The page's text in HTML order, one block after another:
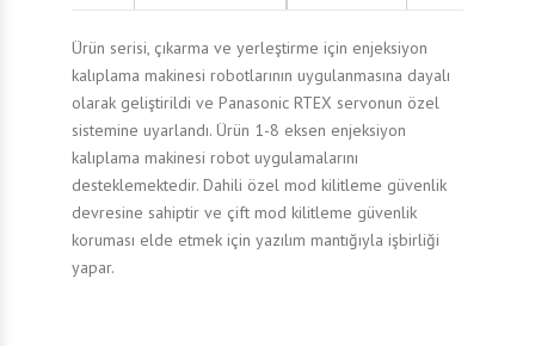
Ürün serisi, çıkarma ve yerleştirme için enjeksiyon
kalıplama makinesi robotlarının uygulanmasına dayalı
olarak geliştirildi ve Panasonic RTEX servonun özel
sistemine uyarlandı. Ürün 1-8 eksen enjeksiyon
kalıplama makinesi robot uygulamalarını
desteklemektedir. Dahili özel mod kilitleme güvenlik
devresine sahiptir ve çift mod kilitleme güvenlik
koruması elde etmek için yazılım mantığıyla işbirliği
yapar.